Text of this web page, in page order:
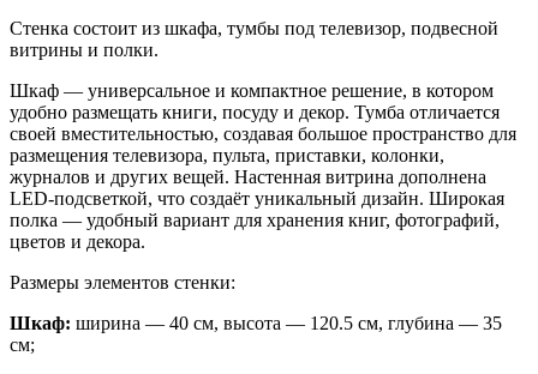
Стенка состоит из шкафа, тумбы под телевизор, подвесной
витрины и полки.
Шкаф — универсальное и компактное решение, в котором
удобно размещать книги, посуду и декор. Тумба отличается
своей вместительностью, создавая большое пространство для
размещения телевизора, пульта, приставки, колонки,
журналов и других вещей. Настенная витрина дополнена
LED-подсветкой, что создаёт уникальный дизайн. Широкая
полка — удобный вариант для хранения книг, фотографий,
цветов и декора.
Размеры элементов стенки:
Шкаф: ширина — 40 см, высота — 120.5 см, глубина — 35
см;